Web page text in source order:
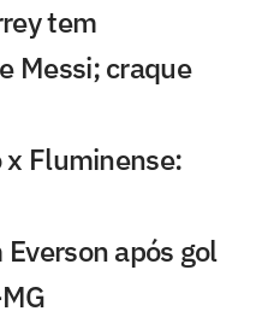
tem
Messi; craque
x Fluminense:
após gol